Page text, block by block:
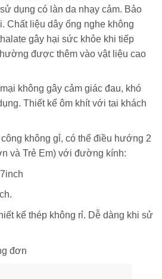
dụng có làn da nhạy cảm. Bảo
Chất liệu dây ống nghe không
gây hại sức khỏe khi tiếp
được thêm vào vật liệu cao
không gây cảm giác đau, khó
Thiết kế ôm khít với tai khách
không gỉ, có thể điều hướng 2
và Trẻ Em) với đường kính:
kế thép không rỉ. Dễ dàng khi sử
đơn